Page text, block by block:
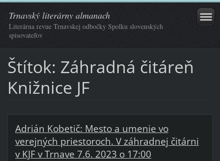
Trnavský literárny almanach
Literárna revue Trnavskej odbočky Spolku slovenských
spisovateľov
Štítok: Záhradná čitáreň
Knižnice JF
Adrián Kobetič: Mesto a umenie vo
verejných priestoroch. V záhradnej čitárni
v KJF v Trnave 7.6. 2023 o 17:00